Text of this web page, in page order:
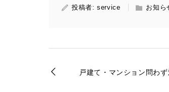
投稿者:service お知ら
戸建て・マンション問わ